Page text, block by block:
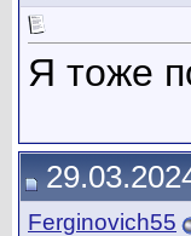
Я тоже
Ferginovich55